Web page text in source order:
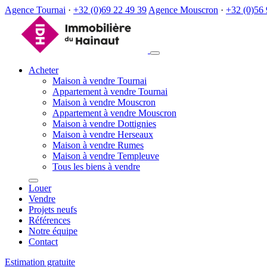
Agence Tournai · +32 (0)69 22 49 39 Agence Mouscron · +32 (0)56
Acheter
Maison à vendre Tournai
Appartement à vendre Tournai
Maison à vendre Mouscron
Appartement à vendre Mouscron
Maison à vendre Dottignies
Maison à vendre Herseaux
Maison à vendre Rumes
Maison à vendre Templeuve
Tous les biens à vendre
Louer
Vendre
Projets neufs
Références
Notre équipe
Contact
Estimation gratuite